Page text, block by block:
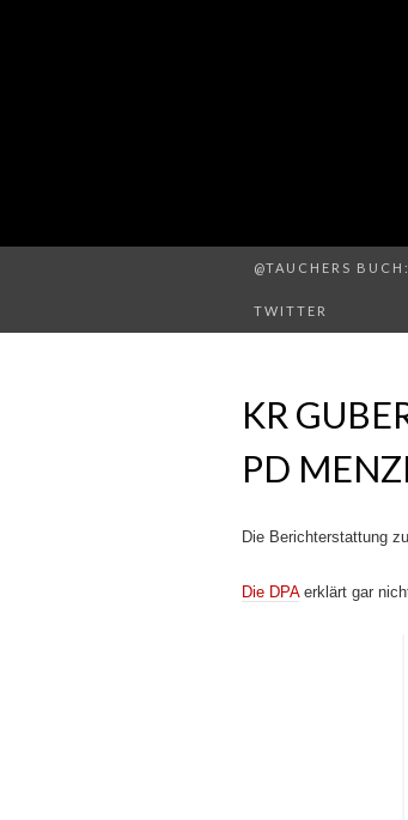
@TAUCHERS
TWITTER
KR
PD
Die Berichterstattung
Die DPAerklärt gar